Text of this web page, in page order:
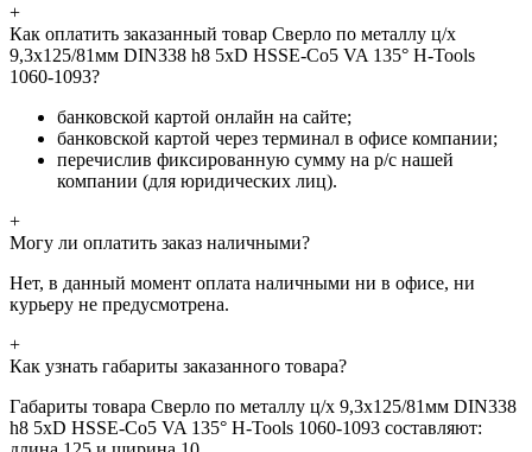
+
Как оплатить заказанный товар Сверло по металлу ц/х
9,3x125/81мм DIN338 h8 5xD HSSE-Co5 VA 135° H-Tools
1060-1093?
банковской картой онлайн на сайте;
банковской картой через терминал в офисе компании;
перечислив фиксированную сумму на р/с нашей
компании (для юридических лиц).
+
Могу ли оплатить заказ наличными?
Нет, в данный момент оплата наличными ни в офисе, ни
курьеру не предусмотрена.
+
Как узнать габариты заказанного товара?
Габариты товара Сверло по металлу ц/х 9,3x125/81мм DIN338
h8 5xD HSSE-Co5 VA 135° H-Tools 1060-1093 составляют: